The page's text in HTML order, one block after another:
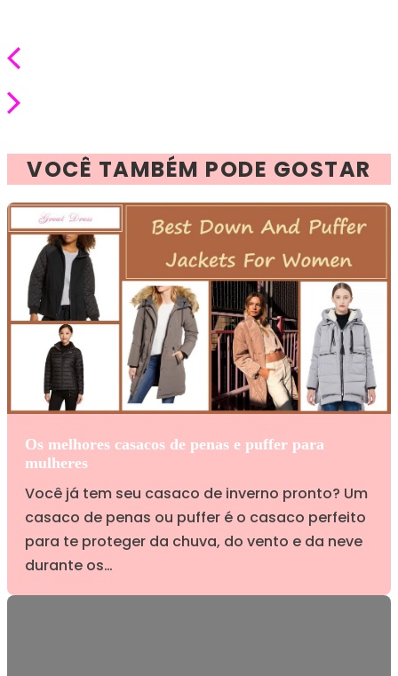
VOCÊ TAMBÉM PODE GOSTAR
Os melhores casacos de penas e puffer para
mulheres
Você já tem seu casaco de inverno pronto? Um
casaco de penas ou puffer é o casaco perfeito
para te proteger da chuva, do vento e da neve
durante os…